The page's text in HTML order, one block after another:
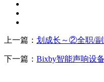
上一篇： 划成长～②全职/副
下一篇： Bixby智能声响设